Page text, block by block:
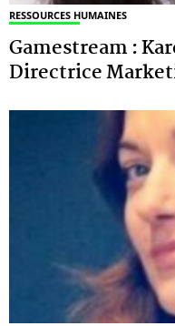
RESSOURCES HUMAINES
Gamestream :
Directrice